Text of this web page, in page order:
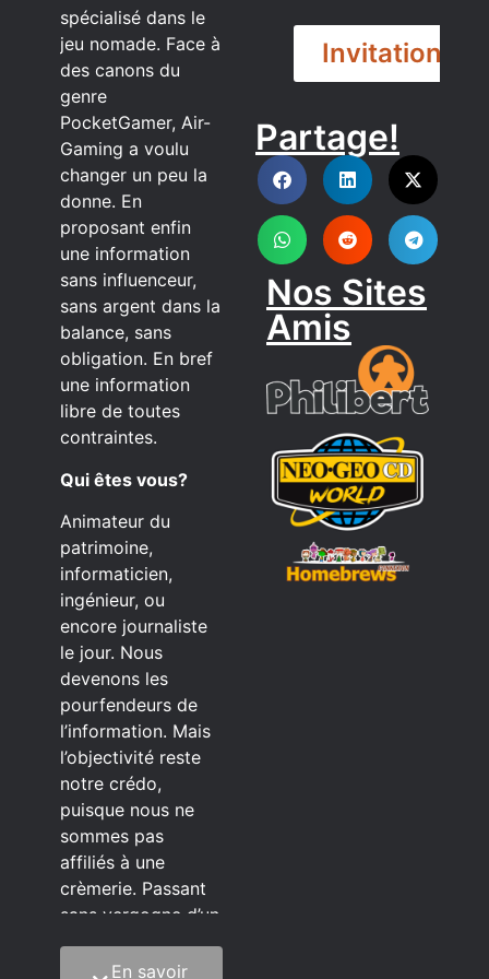
spécialisé dans le
jeu nomade. Face à
des canons du
genre
PocketGamer, Air-
Gaming a voulu
changer un peu la
donne. En
proposant enfin
une information
sans influenceur,
sans argent dans la
balance, sans
obligation. En bref
une information
libre de toutes
contraintes.
Qui êtes vous?
Animateur du
patrimoine,
informaticien,
ingénieur, ou
encore journaliste
le jour. Nous
devenons les
pourfendeurs de
l’information. Mais
l’objectivité reste
notre crédo,
puisque nous ne
sommes pas
affiliés à une
crèmerie. Passant
sans vergogne d’un
En savoir
Invitation
DISCORD
Partage!
Nos Sites
Amis